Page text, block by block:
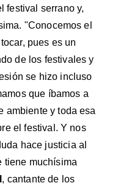
festival serrano y,
"Conocemos el
pues es un
de los festivales y
se hizo incluso
que íbamos a
ambiente y toda esa
el festival. Y nos
hace justicia al
tiene muchísima
, cantante de los